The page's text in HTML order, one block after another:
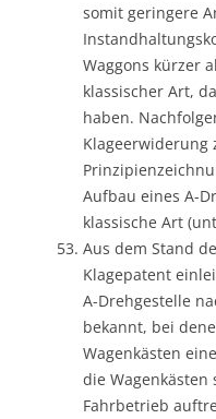
somit geringere
Waggons kürzer
klassischer Art,
haben.
Klageerwiderung
Aufbau eines A-
klassische Art
Aus dem Stand
Klagepatent
A-Drehgestelle
bekannt, bei
Wagenkästen
die
Fahrbetrieb